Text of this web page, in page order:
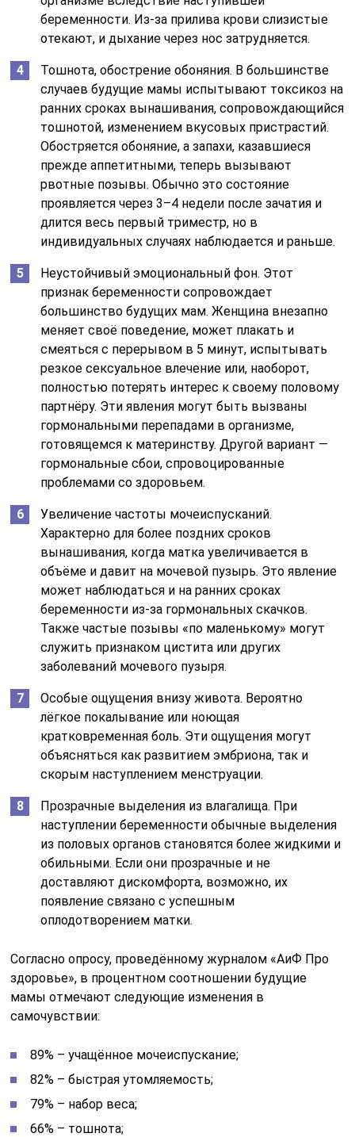
беременности. Из-за прилива крови слизистые
отекают, и дыхание через нос затрудняется.
Тошнота, обострение обоняния. В большинстве
случаев будущие мамы испытывают токсикоз на
ранних сроках вынашивания, сопровождающийся
тошнотой, изменением вкусовых пристрастий.
Обостряется обоняние, а запахи, казавшиеся
прежде аппетитными, теперь вызывают
рвотные позывы. Обычно это состояние
проявляется через 3–4 недели после зачатия и
длится весь первый триместр, но в
индивидуальных случаях наблюдается и раньше.
Неустойчивый эмоциональный фон. Этот
признак беременности сопровождает
большинство будущих мам. Женщина внезапно
меняет своё поведение, может плакать и
смеяться с перерывом в 5 минут, испытывать
резкое сексуальное влечение или, наоборот,
полностью потерять интерес к своему половому
партнёру. Эти явления могут быть вызваны
гормональными перепадами в организме,
готовящемся к материнству. Другой вариант —
гормональные сбои, спровоцированные
проблемами со здоровьем.
Увеличение частоты мочеиспусканий.
Характерно для более поздних сроков
вынашивания, когда матка увеличивается в
объёме и давит на мочевой пузырь. Это явление
может наблюдаться и на ранних сроках
беременности из-за гормональных скачков.
Также частые позывы «по маленькому» могут
служить признаком цистита или других
заболеваний мочевого пузыря.
Особые ощущения внизу живота. Вероятно
лёгкое покалывание или ноющая
кратковременная боль. Эти ощущения могут
объясняться как развитием эмбриона, так и
скорым наступлением менструации.
Прозрачные выделения из влагалища. При
наступлении беременности обычные выделения
из половых органов становятся более жидкими и
обильными. Если они прозрачные и не
доставляют дискомфорта, возможно, их
появление связано с успешным
оплодотворением матки.
Согласно опросу, проведённому журналом «АиФ Про
здоровье», в процентном соотношении будущие
мамы отмечают следующие изменения в
самочувствии:
89% – учащённое мочеиспускание;
82% – быстрая утомляемость;
79% – набор веса;
66% – тошнота;